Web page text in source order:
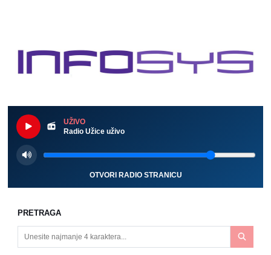
UŽIVO
Radio Užice uživo
OTVORI RADIO STRANICU
PRETRAGA